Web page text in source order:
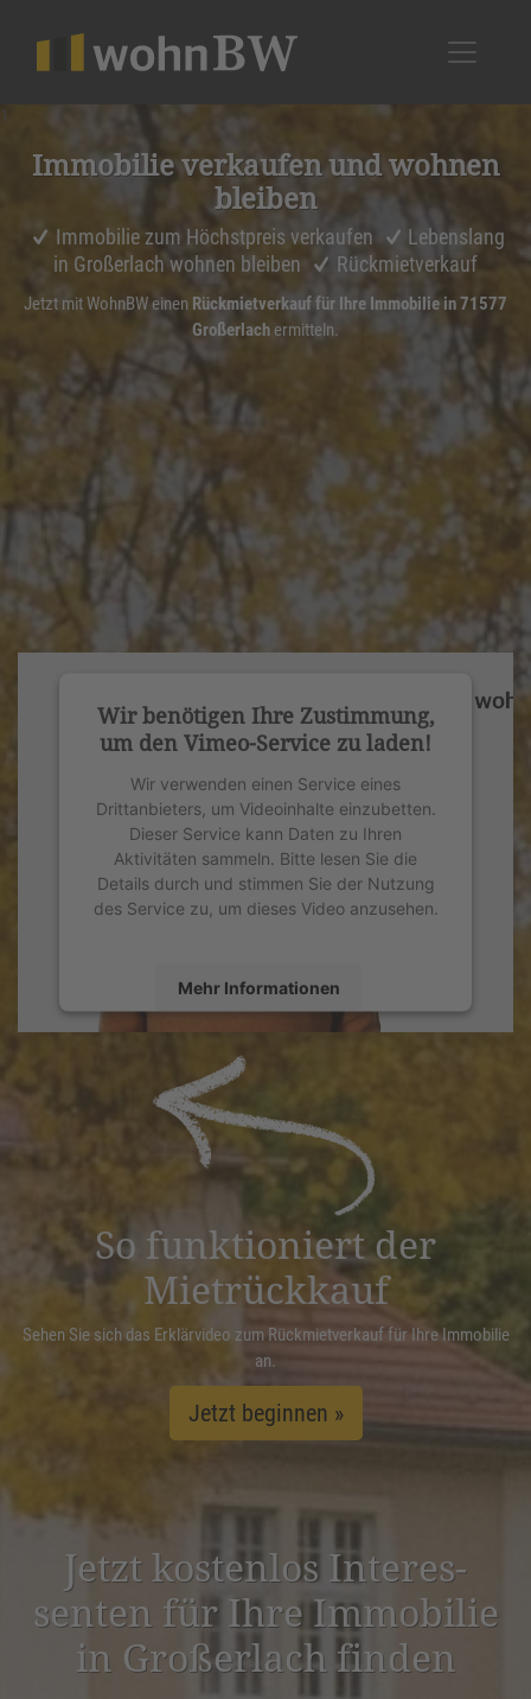
Immobilie verkaufen und wohnen
bleiben
Immobilie zum Höchstpreis verkaufen
Lebenslang
in Großerlach wohnen bleiben
Rückmietverkauf
Jetzt mit WohnBW einen Rückmietverkauf für Ihre Immobilie in 71577
Großerlach ermitteln.
Wir benötigen Ihre Zustimmung,
um den Vimeo-Service zu laden!
Wir verwenden einen Service eines
Drittanbieters, um Videoinhalte einzubetten.
Dieser Service kann Daten zu Ihren
Aktivitäten sammeln. Bitte lesen Sie die
Details durch und stimmen Sie der Nutzung
des Service zu, um dieses Video anzusehen.
Mehr Informationen
powered by
Management Platform
So funktioniert der
Mietrückkauf
Sehen Sie sich das Erklärvideo zum Rückmietverkauf für Ihre Immobilie
an.
Jetzt beginnen »
Jetzt kostenlos Inter­es­
senten für Ihre Immobilie
in Große­r­lach finden